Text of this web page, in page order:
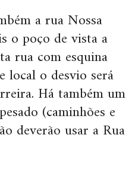
a rua Nossa
o poço de vista a
rua com esquina
local o desvio será
Há também um
(caminhões e
deverão usar a Rua